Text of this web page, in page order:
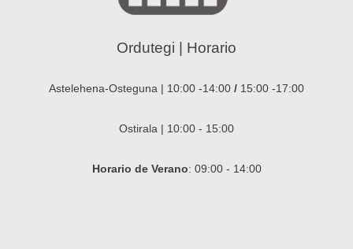
Ordutegi | Horario
Astelehena-Osteguna | 10:00 -14:00 / 15:00 -17:00
Ostirala | 10:00 - 15:00
Horario de Verano: 09:00 - 14:00